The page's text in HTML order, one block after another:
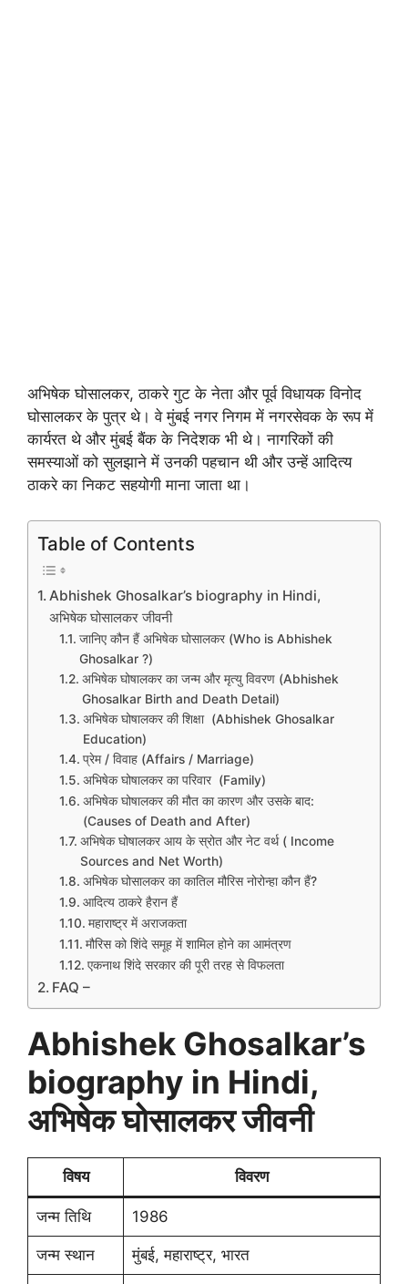
अभिषेक घोसालकर, ठाकरे गुट के नेता और पूर्व विधायक विनोद
घोसालकर के पुत्र थे। वे मुंबई नगर निगम में नगरसेवक के रूप में
कार्यरत थे और मुंबई बैंक के निदेशक भी थे। नागरिकों की
समस्याओं को सुलझाने में उनकी पहचान थी और उन्हें आदित्य
ठाकरे का निकट सहयोगी माना जाता था।
Table of Contents
Abhishek Ghosalkar’s biography in Hindi,
अभिषेक घोसालकर जीवनी
जानिए कौन हैं अभिषेक घोसालकर (Who is Abhishek
Ghosalkar ?)
अभिषेक घोषालकर का जन्म और मृत्यु विवरण (Abhishek
Ghosalkar Birth and Death Detail)
अभिषेक घोषालकर की शिक्षा (Abhishek Ghosalkar
Education)
प्रेम / विवाह (Affairs / Marriage)
अभिषेक घोषालकर का परिवार (Family)
अभिषेक घोषालकर की मौत का कारण और उसके बाद:
(Causes of Death and After)
अभिषेक घोषालकर आय के स्रोत और नेट वर्थ ( Income
Sources and Net Worth)
अभिषेक घोसालकर का कातिल मौरिस नोरोन्हा कौन हैं?
आदित्य ठाकरे हैरान हैं
महाराष्ट्र में अराजकता
मौरिस को शिंदे समूह में शामिल होने का आमंत्रण
एकनाथ शिंदे सरकार की पूरी तरह से विफलता
FAQ –
Abhishek Ghosalkar’s
biography in Hindi,
अभिषेक घोसालकर जीवनी
विषय विवरण
जन्म तिथि 1986
जन्म स्थान मुंबई, महाराष्ट्र, भारत